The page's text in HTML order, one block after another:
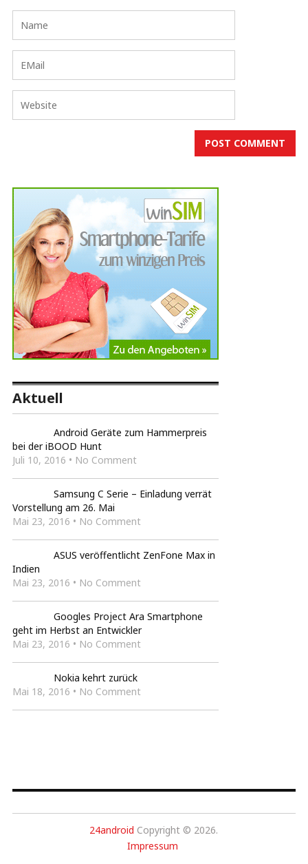
Aktuell
Android Geräte zum Hammerpreis
bei der iBOOD Hunt
Juli 10, 2016 • No Comment
Samsung C Serie – Einladung verrät
Vorstellung am 26. Mai
Mai 23, 2016 • No Comment
ASUS veröffentlicht ZenFone Max in
Indien
Mai 23, 2016 • No Comment
Googles Project Ara Smartphone
geht im Herbst an Entwickler
Mai 23, 2016 • No Comment
Nokia kehrt zurück
Mai 18, 2016 • No Comment
24android Copyright © 2026.
Impressum